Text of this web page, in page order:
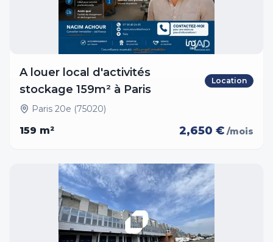
A louer local d'activités
stockage 159m² à Paris
Location
Paris 20e (75020)
159 m² 2,650 € /mois